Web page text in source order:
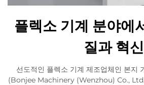
플렉소 기계 분야에
질과 혁신
선도적인 플렉소 기계 제조업체인 본지
(Bonjee Machinery (Wenzhou) Co.,